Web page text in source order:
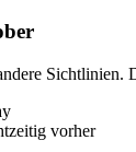
vorher